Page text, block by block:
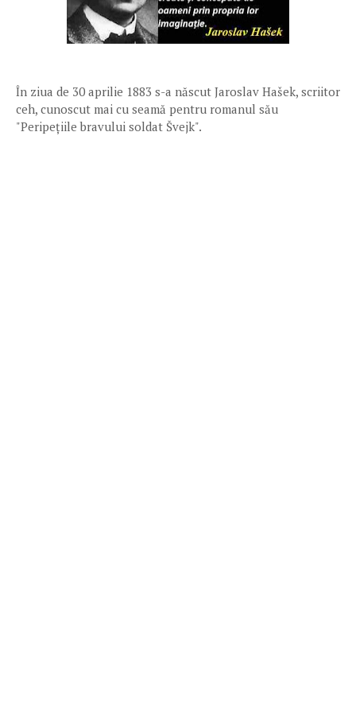
În ziua de 30 aprilie 1883 s-a născut Jaroslav Hašek, scriitor
ceh, cunoscut mai cu seamă pentru romanul său
"Peripețiile bravului soldat Švejk".